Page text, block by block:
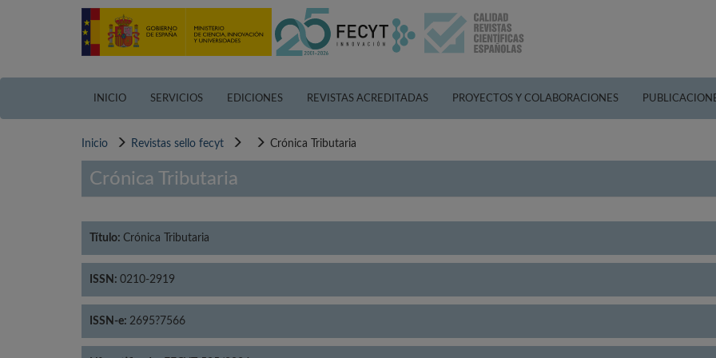
INICIO SERVICIOS EDICIONES REVISTAS ACREDITADAS PROYECTOS Y COLABORACIONES
Inicio Revistas sello fecyt Crónica Tributaria
Crónica Tributaria
Título: Crónica Tributaria
ISSN: 0210-2919
ISSN-e: 2695?7566